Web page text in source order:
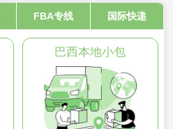
FBA专线 国际快递
巴西本地小包